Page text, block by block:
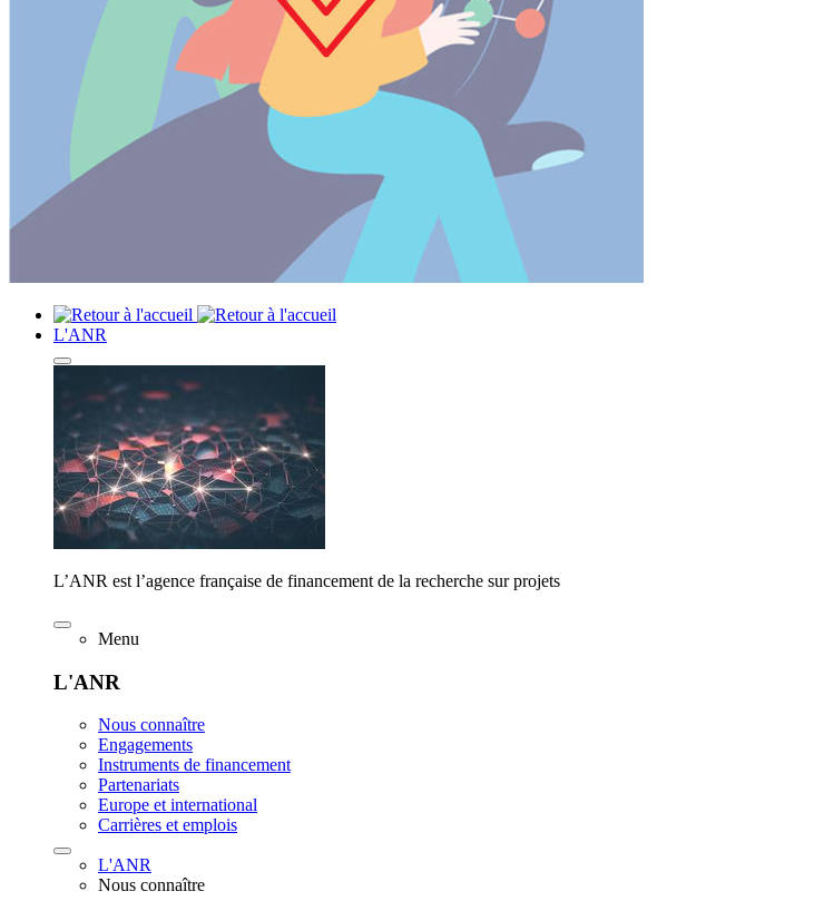
L'ANR
L’ANR est l’agence française de financement de la recherche sur projets
Menu
L'ANR
Nous connaître
Engagements
Instruments de financement
Partenariats
Europe et international
Carrières et emplois
L'ANR
Nous connaître